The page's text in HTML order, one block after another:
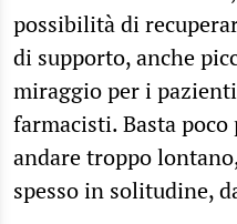
possibilità di
di supporto, anche
miraggio per i
farmacisti. Basta
andare troppo
spesso in solitudine,